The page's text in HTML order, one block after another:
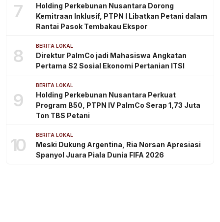
7
Holding Perkebunan Nusantara Dorong
Kemitraan Inklusif, PTPN I Libatkan Petani dalam
Rantai Pasok Tembakau Ekspor
8 BERITA LOKAL
Direktur PalmCo jadi Mahasiswa Angkatan
Pertama S2 Sosial Ekonomi Pertanian ITSI
9
BERITA LOKAL
Holding Perkebunan Nusantara Perkuat
Program B50, PTPN IV PalmCo Serap 1,73 Juta
Ton TBS Petani
10 BERITA LOKAL
Meski Dukung Argentina, Ria Norsan Apresiasi
Spanyol Juara Piala Dunia FIFA 2026